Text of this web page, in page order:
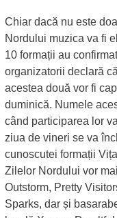
Chiar dacă nu este
Nordului muzica va fi
10 formații au
organizatorii declară
acestea două vor fi
duminică. Numele
când participarea lor
ziua de vineri se va
cunoscutei formații
Zilelor Nordului vor
Outstorm, Pretty
Sparks, dar și